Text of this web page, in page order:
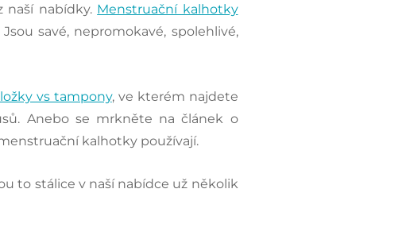
naší nabídky. Menstruační kalhotky
Jsou savé, nepromokavé, spolehlivé,
vs tampony, ve kterém najdete
Anebo se mrkněte na článek o
kalhotky používají.
to stálice v naší nabídce už několik